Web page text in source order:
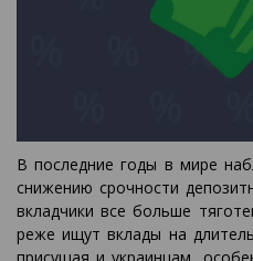
В последние годы в мире
снижению срочности
вкладчики все больше
реже ищут вклады на